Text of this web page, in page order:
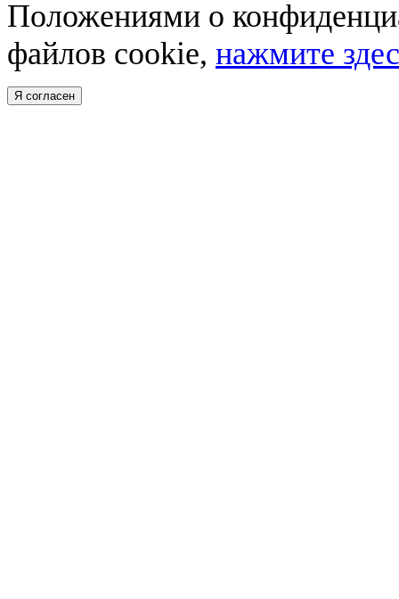
Положениями о
файлов cookie, нажмите
Я согласен